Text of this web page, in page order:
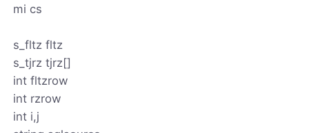
mi cs
s_fltz fltz
s_tjrz tjrz[]
int fltzrow
int rzrow
int i,j